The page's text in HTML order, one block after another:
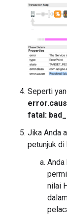
Seperti
fatal:
Jika Anda
petunjuk di
Anda
nilai